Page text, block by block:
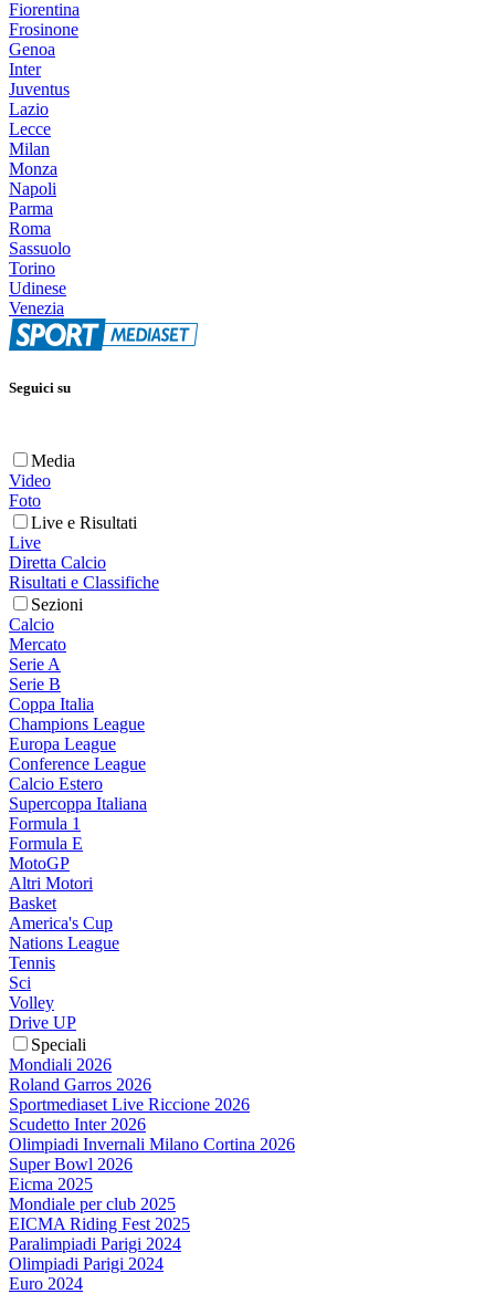
Fiorentina
Frosinone
Genoa
Inter
Juventus
Lazio
Lecce
Milan
Monza
Napoli
Parma
Roma
Sassuolo
Torino
Udinese
Venezia
Seguici su
Media
Video
Foto
Live e Risultati
Live
Diretta Calcio
Risultati e Classifiche
Sezioni
Calcio
Mercato
Serie A
Serie B
Coppa Italia
Champions League
Europa League
Conference League
Calcio Estero
Supercoppa Italiana
Formula 1
Formula E
MotoGP
Altri Motori
Basket
America's Cup
Nations League
Tennis
Sci
Volley
Drive UP
Speciali
Mondiali 2026
Roland Garros 2026
Sportmediaset Live Riccione 2026
Scudetto Inter 2026
Olimpiadi Invernali Milano Cortina 2026
Super Bowl 2026
Eicma 2025
Mondiale per club 2025
EICMA Riding Fest 2025
Paralimpiadi Parigi 2024
Olimpiadi Parigi 2024
Euro 2024